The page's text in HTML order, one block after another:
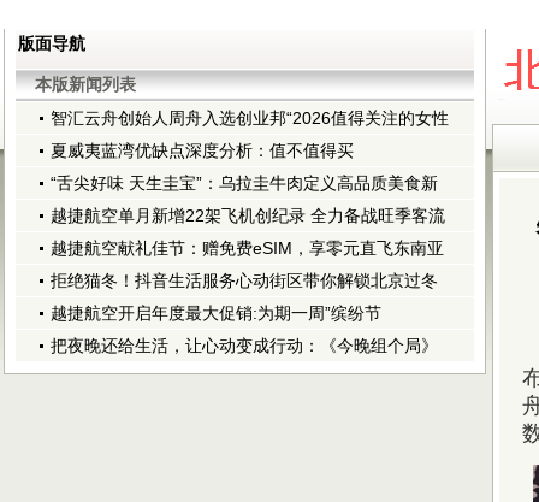
版面导航
本版新闻列表
智汇云舟创始人周舟入选创业邦“2026值得关注的女性
夏威夷蓝湾优缺点深度分析：值不值得买
“舌尖好味 天生圭宝”：乌拉圭牛肉定义高品质美食新
越捷航空单月新增22架飞机创纪录 全力备战旺季客流
越捷航空献礼佳节：赠免费eSIM，享零元直飞东南亚
拒绝猫冬！抖音生活服务心动街区带你解锁北京过冬
越捷航空开启年度最大促销:为期一周”缤纷节
把夜晚还给生活，让心动变成行动：《今晚组个局》